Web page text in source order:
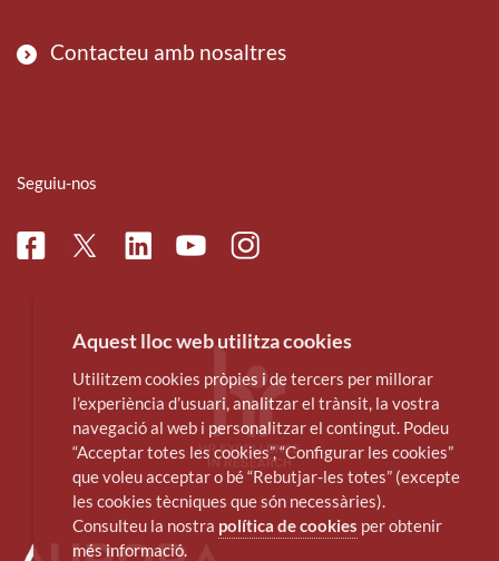
Contacteu amb nosaltres
Seguiu-nos
FacebookTwitterLinkedinYoutubeInstagram
Aquest lloc web utilitza cookies
Utilitzem cookies pròpies i de tercers per millorar
l’experiència d’usuari, analitzar el trànsit, la vostra
navegació al web i personalitzar el contingut. Podeu
“Acceptar totes les cookies”, “Configurar les cookies”
que voleu acceptar o bé “Rebutjar-les totes” (excepte
les cookies tècniques que són necessàries).
Consulteu la nostra política de cookies per obtenir
més informació.